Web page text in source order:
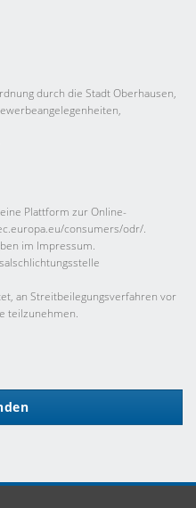
durch die Stadt Oberhausen,
Plattform zur Online-
consumers/odr/.
im Impressum.
an Streitbeilegungsverfahren vor
teilzunehmen.